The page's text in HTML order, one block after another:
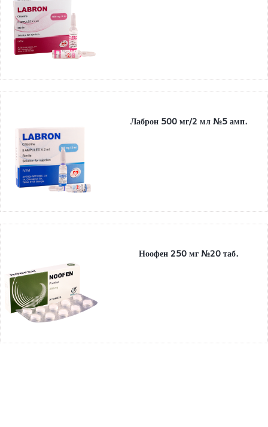
Лаброн 500 мг/2 мл №5 амп.
Ноофен 250 мг №20 таб.